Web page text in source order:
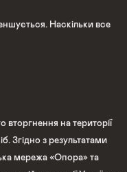
Наскільки все
на території
Згідно з результатами
мережа «Опора» та